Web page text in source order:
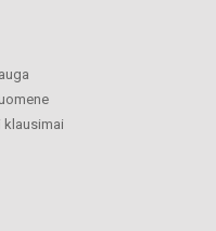
klausimai